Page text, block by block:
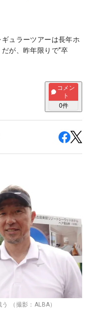
ュラーツアーは長年ホ
が、昨年限りで”卒
コメン
ト
0件
（撮影：ALBA）